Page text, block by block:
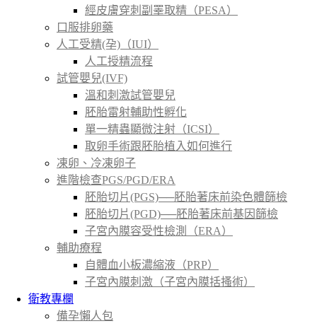
經皮膚穿刺副睪取精（PESA）
口服排卵藥
人工受精(孕)（IUI）
人工授精流程
試管嬰兒(IVF)
溫和刺激試管嬰兒
胚胎雷射輔助性孵化
單一精蟲顯微注射（ICSI）
取卵手術跟胚胎植入如何進行
凍卵、冷凍卵子
進階檢查PGS/PGD/ERA
胚胎切片(PGS)──胚胎著床前染色體篩檢
胚胎切片(PGD)──胚胎著床前基因篩檢
子宮內膜容受性檢測（ERA）
輔助療程
自體血小板濃縮液（PRP）
子宮內膜刺激（子宮內膜括搔術）
衛教專欄
備孕懶人包